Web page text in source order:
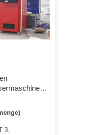
Technologie […]
Raycus
3.